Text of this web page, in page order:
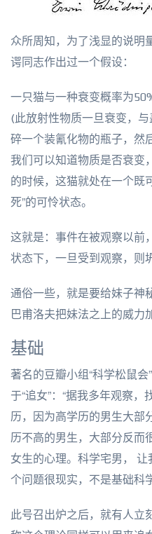
众所周知，为了浅显的说明
谔同志作出过一个假设：
一只猫与一种衰变概率为
(此放射性物质一旦衰变，
碎一个装氰化物的瓶子，然
我们可以知道物质是否衰变
的时候，这猫就处在一个既
死”的可怜状态。
这就是：事件在被观察以前
状态下，一旦受到观察，则
通俗一些，就是要给妹子神
巴甫洛夫把妹法之上的威力
基础
著名的豆瓣小组“科学松鼠
于“追女”：“据我多年观察
历，因为高学历的男生大部
历不高的男生，大部分反而
女生的心理。科学宅男，
个问题很现实，不是基础科
此号召出炉之后，就有人立